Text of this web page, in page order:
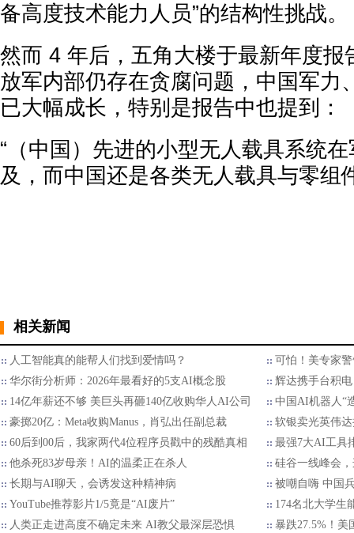
备高度技术能力人员”的结构性挑战。
然而 4 年后，五角大楼于最新年度报
放军内部仍存在贪腐问题，中国军力
已大幅成长，特别是报告中也提到：
“（中国）先进的小型无人载具系统
及，而中国还是各类无人载具与零组
相关新闻
人工智能真的能帮人们找到爱情吗？
可怕！美专家
华尔街分析师：2026年最看好的5支AI概念股
辉达携手台积
14亿年薪还不够 美巨头再砸140亿收购华人AI公司
中国AI机器人“
豪掷20亿：Meta收购Manus，肖弘出任副总裁
软银卖光英伟
60后到00后，我家两代4位程序员戳中的残酷真相
最强7大AI工具
他杀死83岁母亲！AI的温柔正在杀人
硅谷一线峰会
长期与AI聊天，会诱发这种精神病
被嘲自嗨 中国
YouTube推荐影片1/5竟是“AI废片”
174名北大学生
人类正走进高度不确定未来 AI教父最深层恐惧
暴跌27.5%！美